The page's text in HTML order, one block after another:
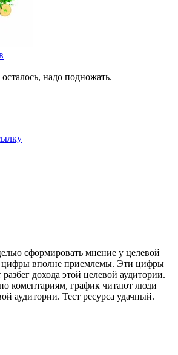
надо подножать.
сформировать мнение у целевой
цифры вполне приемлемы. Эти цифры
дохода этой целевой аудитории.
коментариям, график читают люди
аудитории. Тест ресурса удачный.